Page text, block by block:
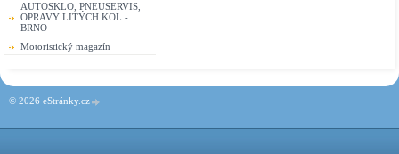
AUTOSKLO, PNEUSERVIS,
OPRAVY LITÝCH KOL -
BRNO
Motoristický magazín
© 2026 eStránky.cz